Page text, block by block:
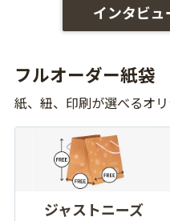
インタビ
フルオーダー紙袋
紙、紐、印刷が選べるオ
ジャストニーズ